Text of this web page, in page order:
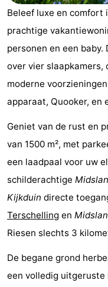
Appartementen
-
Elements
-
Terschelling
Strandappartementen
Terschelling
-
(&
Campings
Vakantiehuizen
-
Beleef luxe en comfort
prachtige
personen en een
over vier slaapkamers,
moderne
apparaat, Quooker, en
Geniet van de rust en
van 1500 m², met
een laadpaal voor uw
schilderachtige
Kijkduin directe
Terschelling en
Riesen slechts 3
De begane grond
een volledig uitgeruste